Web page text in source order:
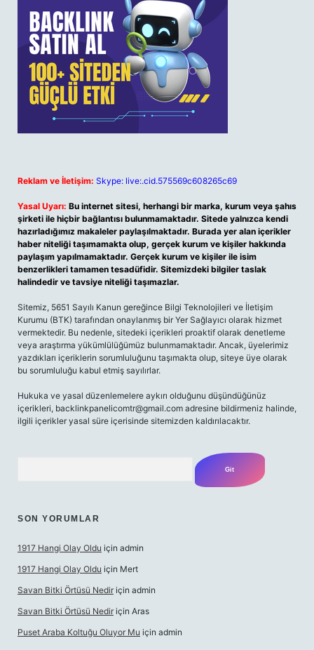
Reklam ve İletişim: Skype: live:.cid.575569c608265c69
Yasal Uyarı: Bu internet sitesi, herhangi bir marka, kurum veya şahıs
şirketi ile hiçbir bağlantısı bulunmamaktadır. Sitede yalnızca kendi
hazırladığımız makaleler paylaşılmaktadır. Burada yer alan içerikler
haber niteliği taşımamakta olup, gerçek kurum ve kişiler hakkında
paylaşım yapılmamaktadır. Gerçek kurum ve kişiler ile isim
benzerlikleri tamamen tesadüfidir. Sitemizdeki bilgiler taslak
halindedir ve tavsiye niteliği taşımazlar.
Sitemiz, 5651 Sayılı Kanun gereğince Bilgi Teknolojileri ve İletişim
Kurumu (BTK) tarafından onaylanmış bir Yer Sağlayıcı olarak hizmet
vermektedir. Bu nedenle, sitedeki içerikleri proaktif olarak denetleme
veya araştırma yükümlülüğümüz bulunmamaktadır. Ancak, üyelerimiz
yazdıkları içeriklerin sorumluluğunu taşımakta olup, siteye üye olarak
bu sorumluluğu kabul etmiş sayılırlar.
Hukuka ve yasal düzenlemelere aykırı olduğunu düşündüğünüz
içerikleri, backlinkpanelicomtr@gmail.com adresine bildirmeniz halinde,
ilgili içerikler yasal süre içerisinde sitemizden kaldırılacaktır.
SON YORUMLAR
1917 Hangi Olay Oldu için admin
1917 Hangi Olay Oldu için Mert
Savan Bitki Örtüsü Nedir için admin
Savan Bitki Örtüsü Nedir için Aras
Puset Araba Koltuğu Oluyor Mu için admin